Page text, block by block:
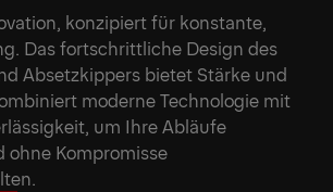
konzipiert für konstante,
Das fortschrittliche Design des
Absetzkippers bietet Stärke und
moderne Technologie mit
um Ihre Abläufe
ohne Kompromisse